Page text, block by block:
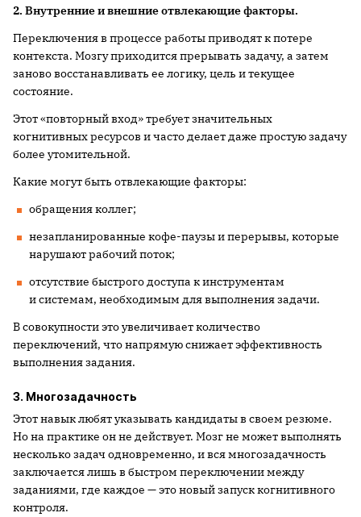
2. Внутренние и внешние отвлекающие факторы.
Переключения в процессе работы приводят к потере
контекста. Мозгу приходится прерывать задачу, а затем
заново восстанавливать ее логику, цель и текущее
состояние.
Этот «повторный вход» требует значительных
когнитивных ресурсов и часто делает даже простую задачу
более утомительной.
Какие могут быть отвлекающие факторы:
обращения коллег;
незапланированные кофе-паузы и перерывы, которые
нарушают рабочий поток;
отсутствие быстрого доступа к инструментам
и системам, необходимым для выполнения задачи.
В совокупности это увеличивает количество
переключений, что напрямую снижает эффективность
выполнения задания.
3. Многозадачность
Этот навык любят указывать кандидаты в своем резюме.
Но на практике он не действует. Мозг не может выполнять
несколько задач одновременно, и вся многозадачность
заключается лишь в быстром переключении между
заданиями, где каждое — это новый запуск когнитивного
контроля.